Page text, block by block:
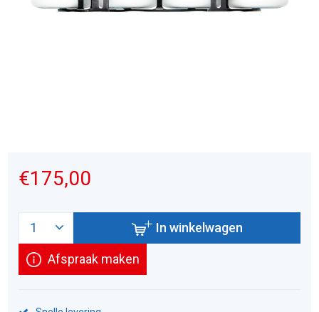
€175,00
In winkelwagen
Afspraak maken